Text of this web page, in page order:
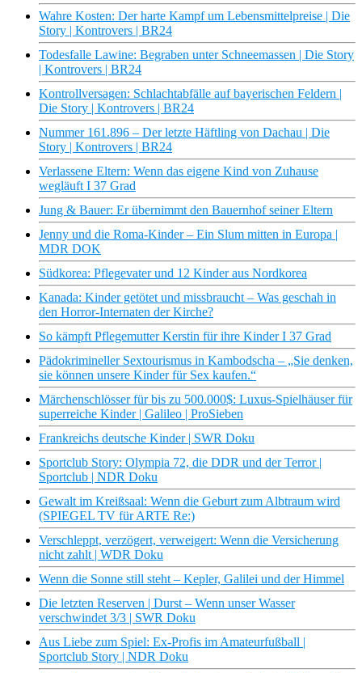
Wahre Kosten: Der harte Kampf um Lebensmittelpreise | Die
Story | Kontrovers | BR24
Todesfalle Lawine: Begraben unter Schneemassen | Die Story
| Kontrovers | BR24
Kontrollversagen: Schlachtabfälle auf bayerischen Feldern |
Die Story | Kontrovers | BR24
Nummer 161.896 – Der letzte Häftling von Dachau | Die
Story | Kontrovers | BR24
Verlassene Eltern: Wenn das eigene Kind von Zuhause
wegläuft I 37 Grad
Jung & Bauer: Er übernimmt den Bauernhof seiner Eltern
Jenny und die Roma-Kinder – Ein Slum mitten in Europa |
MDR DOK
Südkorea: Pflegevater und 12 Kinder aus Nordkorea
Kanada: Kinder getötet und missbraucht – Was geschah in
den Horror-Internaten der Kirche?
So kämpft Pflegemutter Kerstin für ihre Kinder I 37 Grad
Pädokrimineller Sextourismus in Kambodscha – „Sie denken,
sie können unsere Kinder für Sex kaufen.“
Märchenschlösser für bis zu 500.000$: Luxus-Spielhäuser für
superreiche Kinder | Galileo | ProSieben
Frankreichs deutsche Kinder | SWR Doku
Sportclub Story: Olympia 72, die DDR und der Terror |
Sportclub | NDR Doku
Gewalt im Kreißsaal: Wenn die Geburt zum Albtraum wird
(SPIEGEL TV für ARTE Re:)
Verschleppt, verzögert, verweigert: Wenn die Versicherung
nicht zahlt | WDR Doku
Wenn die Sonne still steht – Kepler, Galilei und der Himmel
Die letzten Reserven | Durst – Wenn unser Wasser
verschwindet 3/3 | SWR Doku
Aus Liebe zum Spiel: Ex-Profis im Amateurfußball |
Sportclub Story | NDR Doku